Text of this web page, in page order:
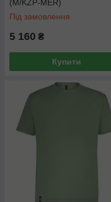
(M/KZP-MER)
Під замовлення
5 160 ₴
Купити